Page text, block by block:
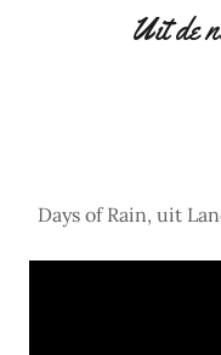
Uit de
Days of Rain, uit